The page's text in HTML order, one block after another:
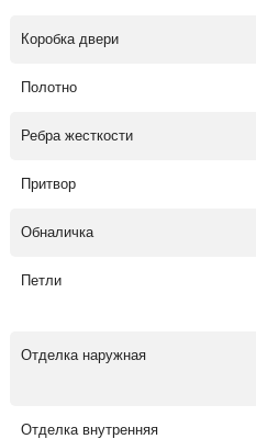
Коробка двери
Полотно
Ребра жесткости
Притвор
Обналичка
Петли
Отделка наружная
Отделка внутренняя